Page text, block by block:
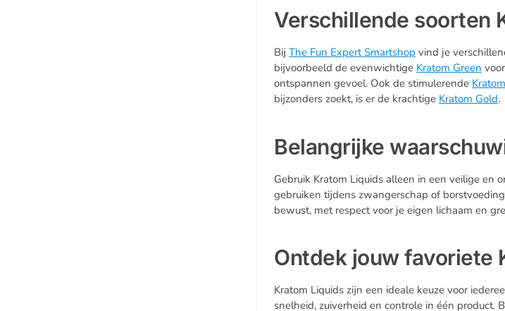
Verschillende soorten
BijThe Fun Expert Smartshop vind je
bijvoorbeeld de evenwichtige Kratom Green
ontspannen gevoel. Ook de stimulerende
bijzonders zoekt, is er de krachtige Kratom Gold.
Belangrijke
Gebruik Kratom Liquids alleen in een veilige en
gebruiken tijdens zwangerschap of
bewust, met respect voor je eigen lichaam en
Ontdek jouw favoriete
Kratom Liquids zijn een ideale keuze voor
snelheid, zuiverheid en controle in één